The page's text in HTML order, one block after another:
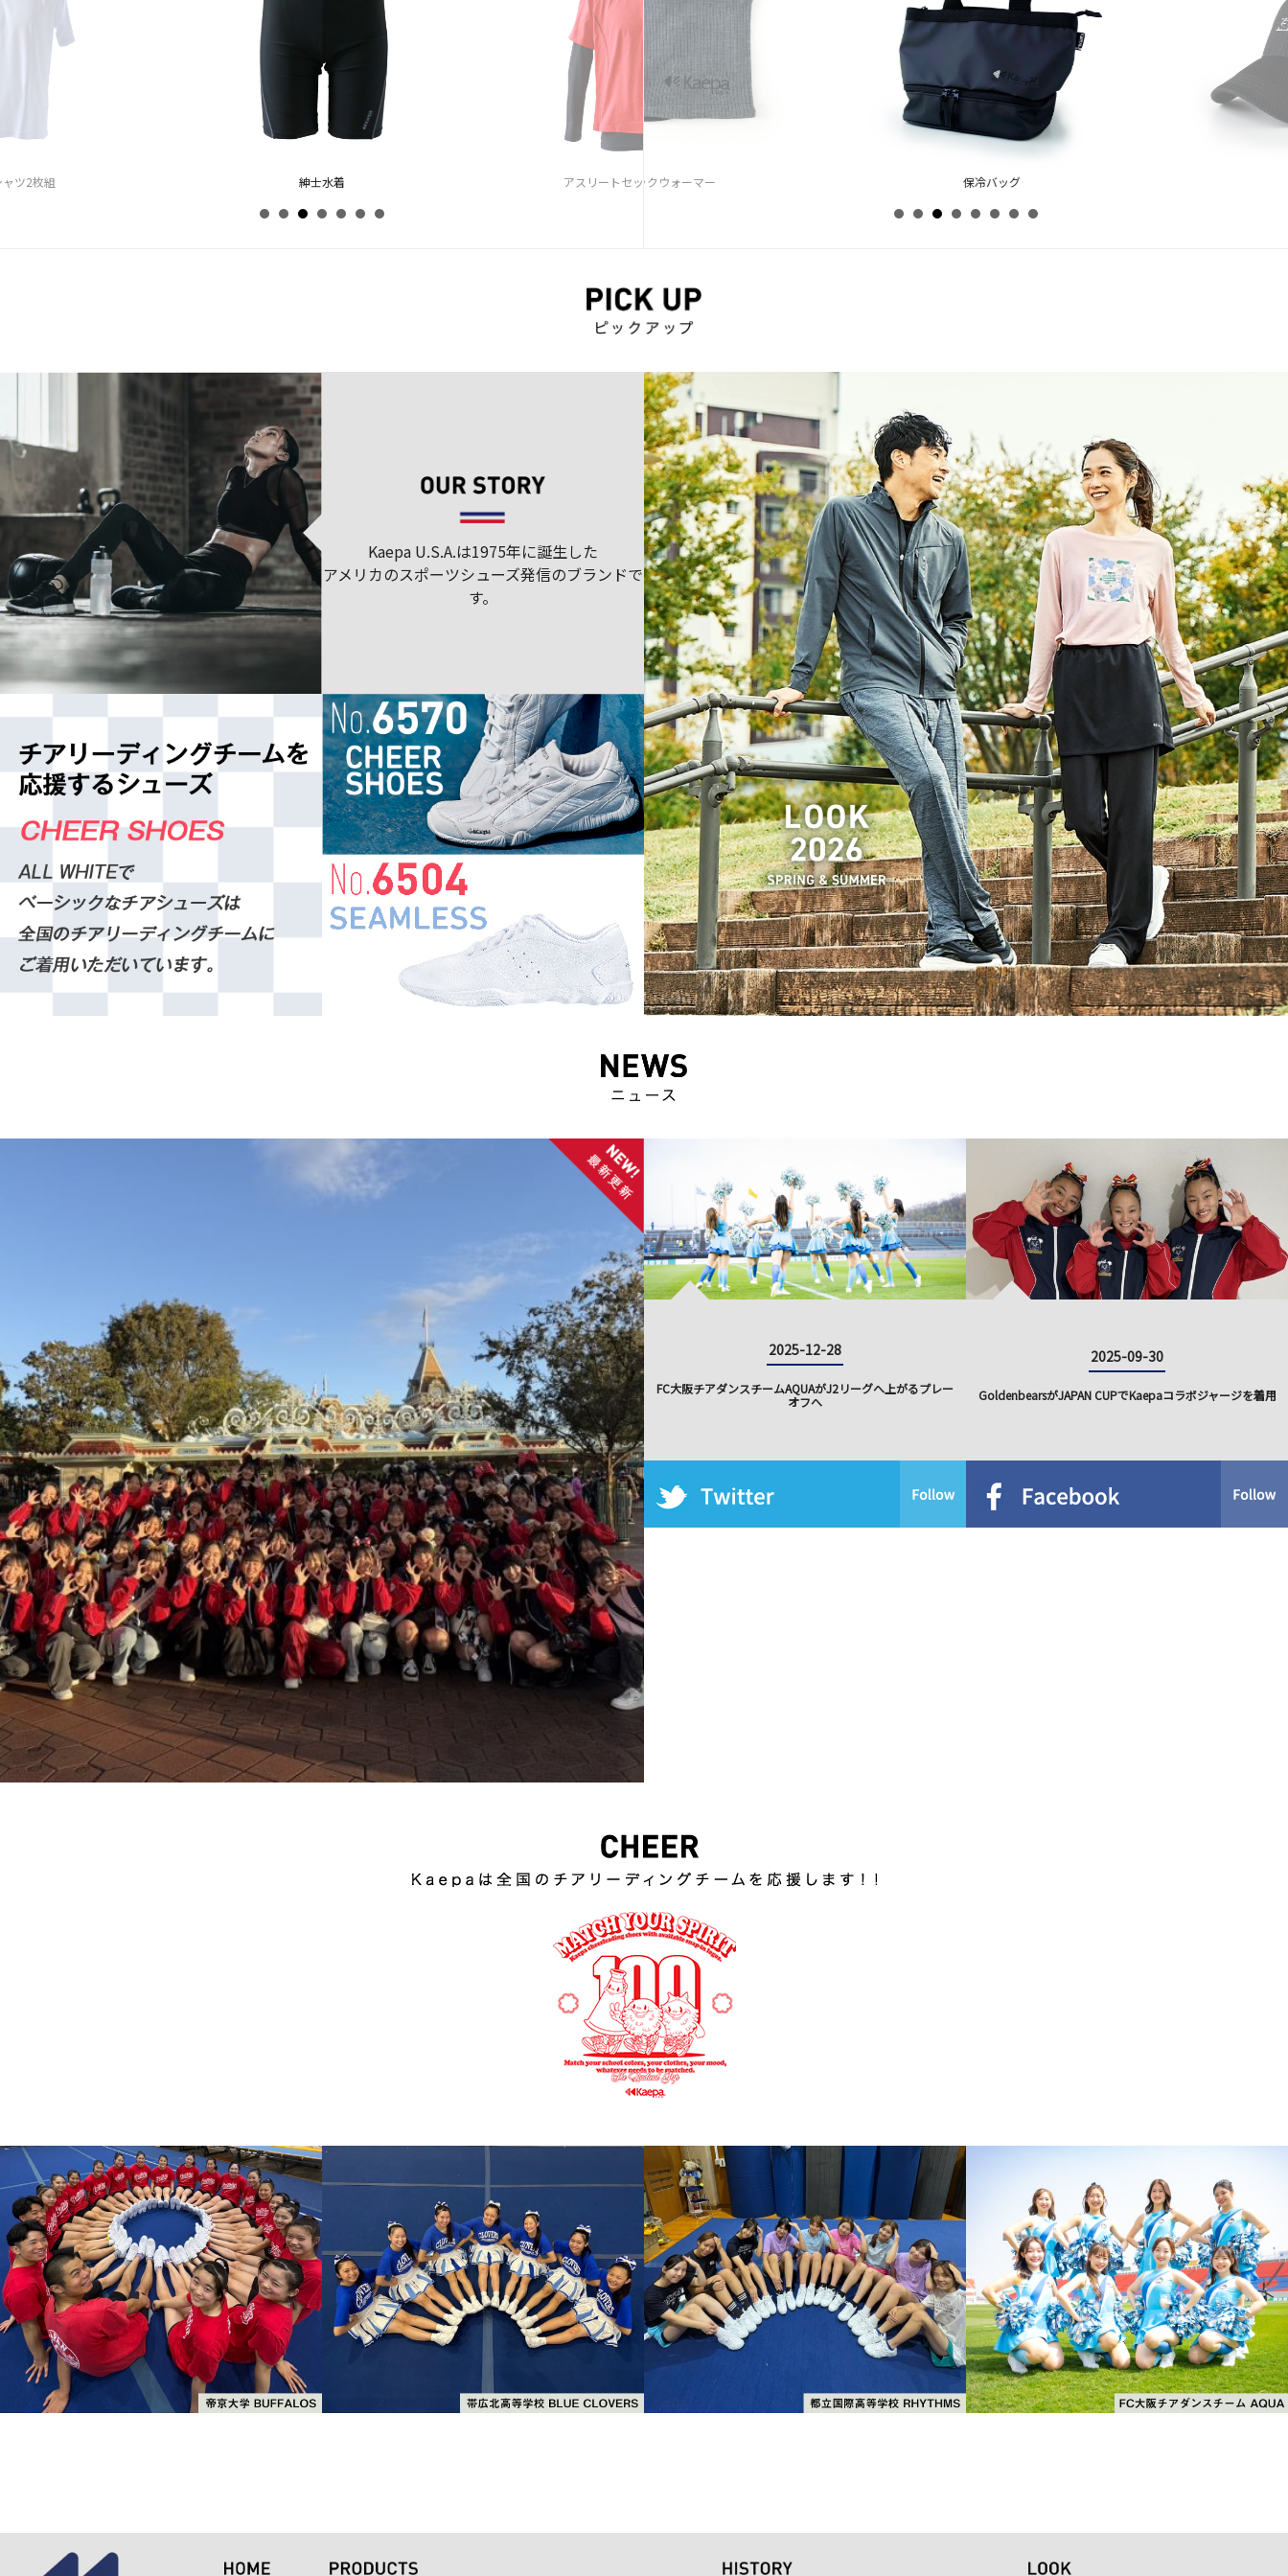
紳士水着 アスリートセット（トップス） サンダル 紳士ナイトウェア
HM-368-09） Kaepa サングラス ネックウォーマー 保冷バッグ
Kaepa U.S.A.は1975年に誕生した
アメリカのスポーツシューズ発信のブランドで
す。
2025-12-28
FC大阪チアダンスチームAQUAがJ2リーグへ上がるプレー
オフへ
2025-09-30
GoldenbearsがJAPAN CUPでKaepaコラボジャージを着用